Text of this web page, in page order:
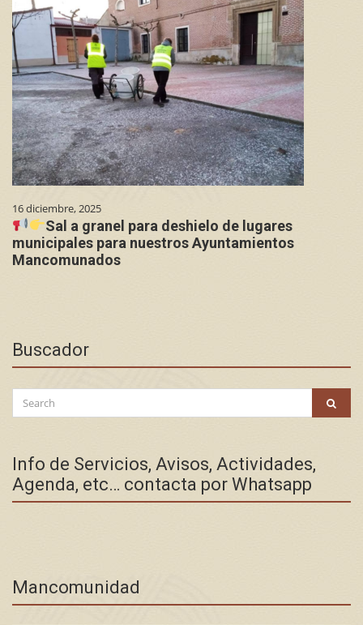
16 diciembre, 2025
Sal a granel para deshielo de lugares
municipales para nuestros Ayuntamientos
Mancomunados
Buscador
for:
Info de Servicios, Avisos, Actividades,
Agenda, etc… contacta por Whatsapp
Mancomunidad